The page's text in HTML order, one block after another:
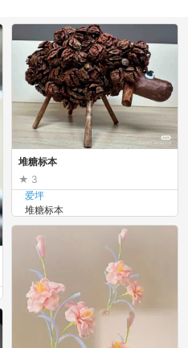
堆糖标本
3
爱坪
堆糖标本